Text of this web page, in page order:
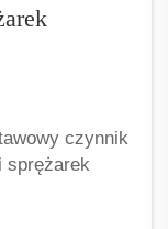
czynnik
sprężarek
sprężarki
zużycie